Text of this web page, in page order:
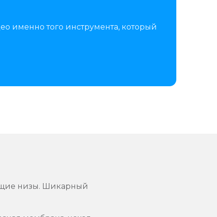
именно того инструмента, который
низы. Шикарный